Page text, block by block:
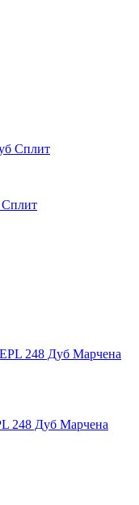
Сплит
248 Дуб Марчена